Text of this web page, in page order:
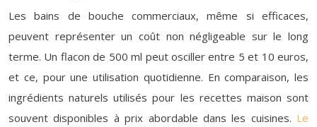
Les bains de bouche commerciaux, même si efficaces,
peuvent représenter un coût non négligeable sur le long
terme. Un flacon de 500 ml peut osciller entre 5 et 10 euros,
et ce, pour une utilisation quotidienne. En comparaison, les
ingrédients naturels utilisés pour les recettes maison sont
souvent disponibles à prix abordable dans les cuisines. Le